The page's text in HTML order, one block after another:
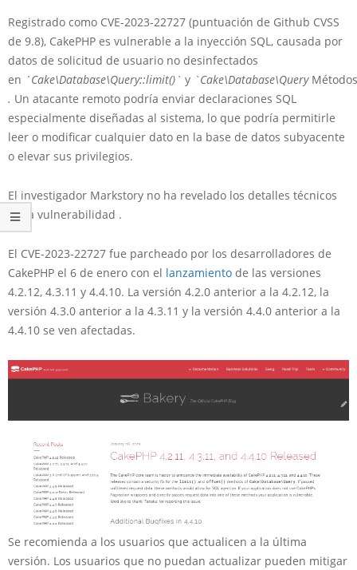
Registrado como CVE-2023-22727 (puntuación de Github CVSS
de 9.8), CakePHP es vulnerable a la inyección SQL, causada por
datos de solicitud de usuario no desinfectados
en `Cake\Database\Query::limit()` y `Cake\Database\Query
. Un atacante remoto podría enviar declaraciones SQL
especialmente diseñadas al sistema, lo que podría permitirle
leer o modificar cualquier dato en la base de datos subyacente
o elevar sus privilegios.
El investigador Markstory no ha revelado los detalles técnicos
de la vulnerabilidad .
El CVE-2023-22727 fue parcheado por los desarrolladores de
CakePHP el 6 de enero con el lanzamiento de las versiones
4.2.12, 4.3.11 y 4.4.10. La versión 4.2.0 anterior a la 4.2.12, la
versión 4.3.0 anterior a la 4.3.11 y la versión 4.4.0 anterior a la
4.4.10 se ven afectadas.
Se recomienda a los usuarios que actualicen a la última
versión. Los usuarios que no puedan actualizar pueden mitigar